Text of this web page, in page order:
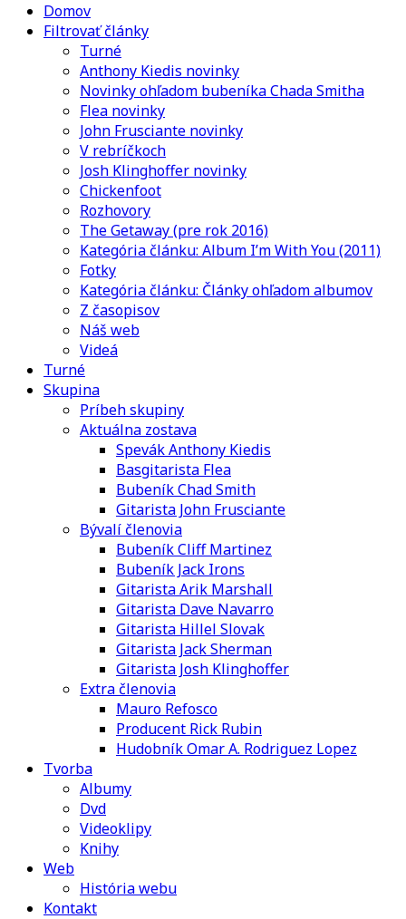
Domov
Filtrovať články
Turné
Anthony Kiedis novinky
Novinky ohľadom bubeníka Chada Smitha
Flea novinky
John Frusciante novinky
V rebríčkoch
Josh Klinghoffer novinky
Chickenfoot
Rozhovory
The Getaway (pre rok 2016)
Kategória článku: Album I’m With You (2011)
Fotky
Kategória článku: Články ohľadom albumov
Z časopisov
Náš web
Videá
Turné
Skupina
Príbeh skupiny
Aktuálna zostava
Spevák Anthony Kiedis
Basgitarista Flea
Bubeník Chad Smith
Gitarista John Frusciante
Bývalí členovia
Bubeník Cliff Martinez
Bubeník Jack Irons
Gitarista Arik Marshall
Gitarista Dave Navarro
Gitarista Hillel Slovak
Gitarista Jack Sherman
Gitarista Josh Klinghoffer
Extra členovia
Mauro Refosco
Producent Rick Rubin
Hudobník Omar A. Rodriguez Lopez
Tvorba
Albumy
Dvd
Videoklipy
Knihy
Web
História webu
Kontakt